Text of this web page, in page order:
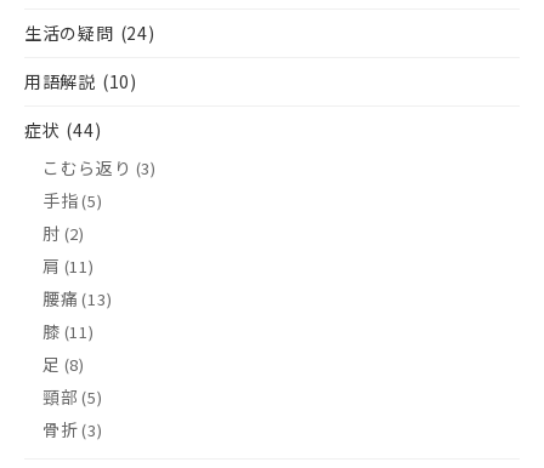
生活の疑問 (24)
用語解説 (10)
症状 (44)
こむら返り (3)
手指(5)
肘 (2)
肩 (11)
腰痛 (13)
膝 (11)
足 (8)
頸部 (5)
骨折(3)